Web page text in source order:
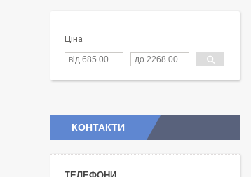
Ціна
КОНТАКТИ